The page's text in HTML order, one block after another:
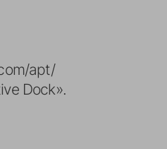
apt/
Dock».